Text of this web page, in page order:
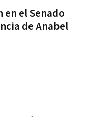
el Senado
de Anabel